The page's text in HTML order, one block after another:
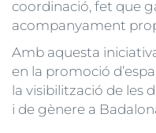
coordinació, fet que
acompanyament
Amb aquesta
en la promoció
la visibilització de les
i de gènere a